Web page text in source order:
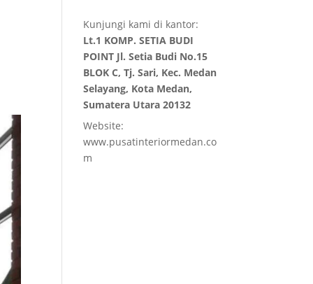
Kunjungi kami di kantor:
Lt.1 KOMP. SETIA BUDI
POINT Jl. Setia Budi No.15
BLOK C, Tj. Sari, Kec. Medan
Selayang, Kota Medan,
Sumatera Utara 20132
Website:
www.pusatinteriormedan.co
m